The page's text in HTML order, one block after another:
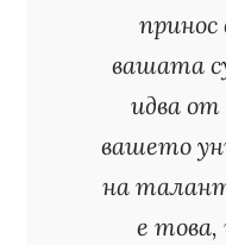
вашата
идва
вашето
на
е това,